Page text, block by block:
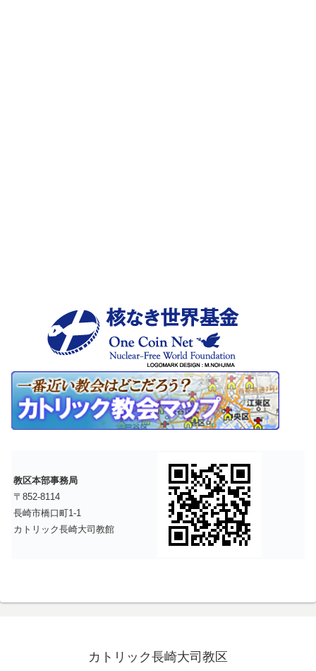
教区本部事務局
〒852-8114
長崎市橋口町1-1
カトリック長崎大司教館
カトリック長崎大司教区